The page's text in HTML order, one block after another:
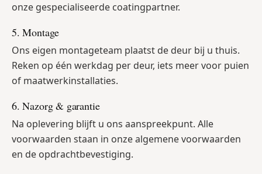
onze gespecialiseerde coatingpartner.
5. Montage
Ons eigen montageteam plaatst de deur bij u thuis.
Reken op één werkdag per deur, iets meer voor puien
of maatwerkinstallaties.
6. Nazorg & garantie
Na oplevering blijft u ons aanspreekpunt. Alle
voorwaarden staan in onze algemene voorwaarden
en de opdrachtbevestiging.